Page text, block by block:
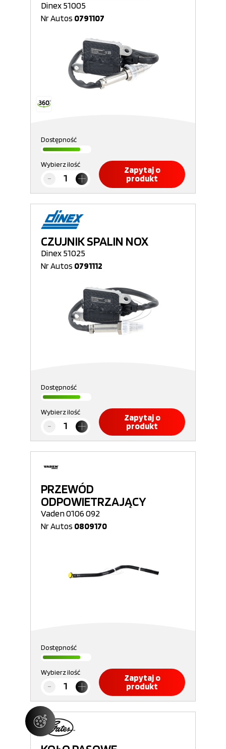
Dinex 51005
Nr Autos 0791107
Dostępność
Wybierz ilość
Zapytaj o
produkt
CZUJNIK SPALIN NOX
Dinex 51025
Nr Autos 0791112
Dostępność
Wybierz ilość
Zapytaj o
produkt
PRZEWÓD
ODPOWIETRZAJĄCY
Vaden 0106 092
Nr Autos 0809170
Dostępność
Wybierz ilość
Zapytaj o
produkt